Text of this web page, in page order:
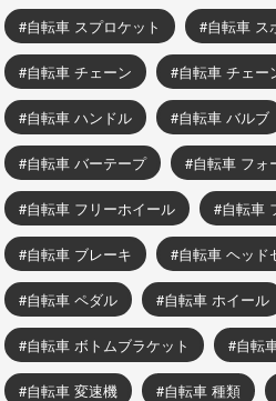
自転車 スプロケット 自転車 ス
自転車 チェーン 自転車 チェー
自転車 ハンドル 自転車 バルブ
自転車 バーテープ 自転車 フォ
自転車 フリーホイール 自転車
自転車 ブレーキ 自転車 ヘッド
自転車 ペダル 自転車 ホイール
自転車 ボトムブラケット 自転
自転車 変速機 自転車 種類